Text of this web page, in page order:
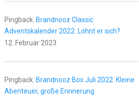
Pingback: Brandnooz Classic
Adventskalender 2022: Lohnt er sich?
12. Februar 2023
Pingback: Brandnooz Box Juli 2022: Kleine
Abenteuer, große Erinnerung